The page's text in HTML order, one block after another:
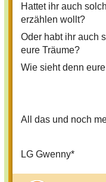
Hattet ihr auch
erzählen wollt?
Oder habt ihr auch
eure Träume?
Wie sieht denn
All das und noch
LG Gwenny*